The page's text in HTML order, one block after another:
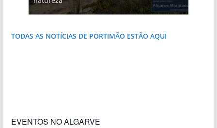
TODAS AS NOTÍCIAS DE PORTIMÃO ESTÃO AQUI
EVENTOS NO ALGARVE